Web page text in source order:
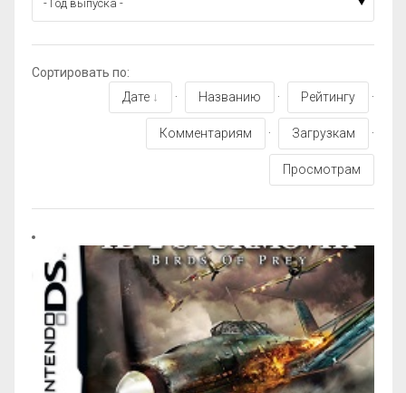
Сортировать по:
Дате
· Названию · Рейтингу ·
Комментариям · Загрузкам ·
Просмотрам